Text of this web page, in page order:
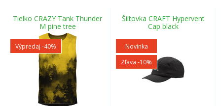
Tielko CRAZY Tank Thunder
M pine tree
Výpredaj -40%
Šiltovka CRAFT Hypervent
Cap black
Novinka
Zľava -10%